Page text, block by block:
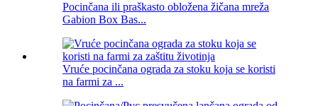
Pocinčana ili praškasto obložena žičana mreža
Gabion Box Bas...
Vruće pocinčana ograda za stoku koja se koristi
na farmi za ...